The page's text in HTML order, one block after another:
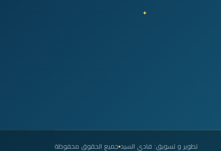
تطوير و تسويق: فادي السيد جميع الحقوق محفوظة